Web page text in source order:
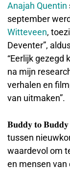
Anajah Quentin
september
Witteveen,
Deventer”,
“Eerlijk gezegd
na mijn
verhalen en
van uitmaken”.
𝐁𝐮𝐝𝐝𝐲 𝐭𝐨 𝐁𝐮𝐝𝐝𝐲
tussen
waardevol om
en mensen van